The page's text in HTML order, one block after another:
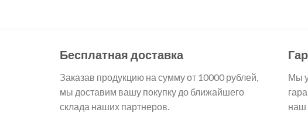
Бесплатная доставка
Заказав продукцию на сумму от 10000 рублей,
мы доставим вашу покупку до ближайшего
склада наших партнеров.
Мы
наш